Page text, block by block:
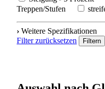
Treppen/Stufen
› Weitere Spezifikationen
Filter zurücksetzen
Filtern